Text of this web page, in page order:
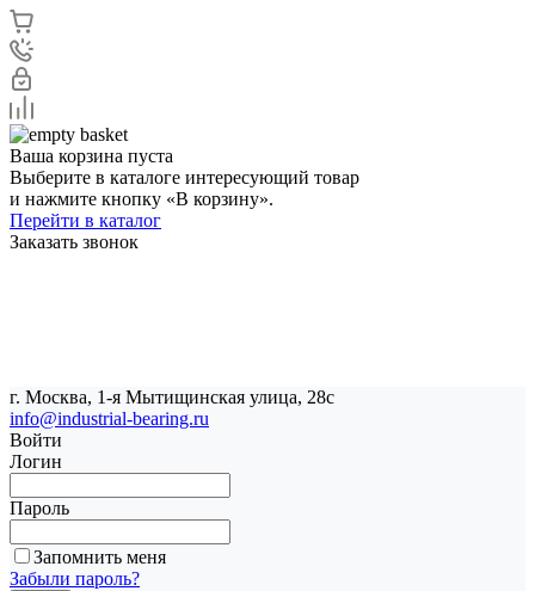
Ваша корзина пуста
Выберите в каталоге интересующий товар
и нажмите кнопку «В корзину».
Перейти в каталог
Заказать звонок
г. Москва, 1-я Мытищинская улица, 28с
info@industrial-bearing.ru
Войти
Логин
Пароль
Запомнить меня
Забыли пароль?